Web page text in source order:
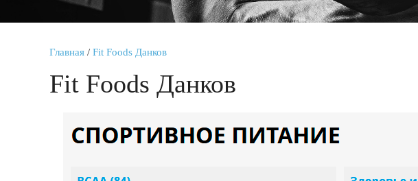
Главная / Fit Foods Данков
Fit Foods Данков